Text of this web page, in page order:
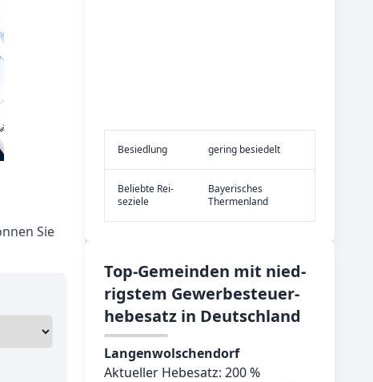
Sie
Be­sied­lung gering besiedelt
Be­lieb­te Rei­
se­zie­le
Bayerisches
Thermenland
Top-­Ge­mein­den mit nied­
rig­stem Ge­wer­be­steu­er­
he­be­satz in Deutsch­land
Langenwolschendorf
Aktueller Hebesatz: 200 %